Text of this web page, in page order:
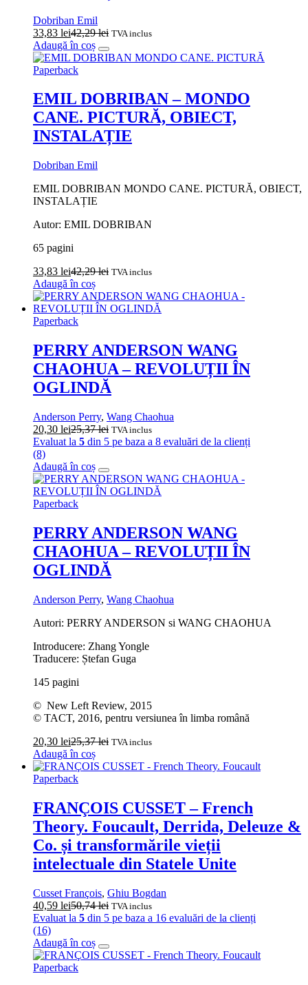
Dobriban Emil
33,83 lei42,29lei TVA inclus
Adaugă în coș
Paperback
EMIL DOBRIBAN – MONDO
CANE. PICTURĂ, OBIECT,
INSTALAȚIE
Dobriban Emil
EMIL DOBRIBAN MONDO CANE. PICTURĂ, OBIECT,
INSTALAȚIE
Autor: EMIL DOBRIBAN
65 pagini
33,83 lei42,29lei TVA inclus
Adaugă în coș
Paperback
PERRY ANDERSON WANG
CHAOHUA – REVOLUȚII ÎN
OGLINDĂ
Anderson Perry, Wang Chaohua
20,30 lei25,37lei TVA inclus
Evaluat la 5 din 5 pe baza a 8 evaluări de la clienți
(8)
Adaugă în coș
Paperback
PERRY ANDERSON WANG
CHAOHUA – REVOLUȚII ÎN
OGLINDĂ
Anderson Perry, Wang Chaohua
Autori: PERRY ANDERSON si WANG CHAOHUA
Introducere: Zhang Yongle
Traducere: Ștefan Guga
145 pagini
© New Left Review, 2015
© TACT, 2016, pentru versiunea în limba română
20,30 lei25,37lei TVA inclus
Adaugă în coș
Paperback
FRANÇOIS CUSSET – French
Theory. Foucault, Derrida, Deleuze &
Co. și transformările vieții
intelectuale din Statele Unite
Cusset François, Ghiu Bogdan
40,59 lei50,74lei TVA inclus
Evaluat la 5 din 5 pe baza a 16 evaluări de la clienți
(16)
Adaugă în coș
Paperback